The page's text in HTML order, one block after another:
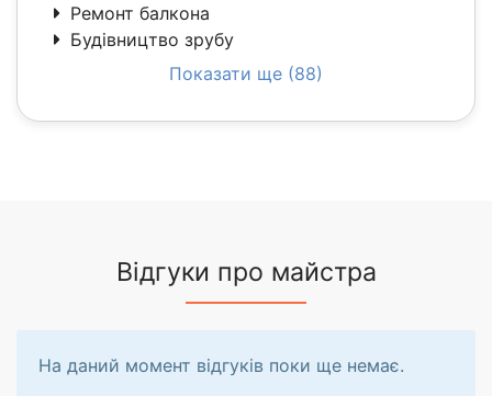
Ремонт балкона
Будівництво зрубу
Показати ще (88)
Відгуки про майстра
На даний момент відгуків поки ще немає.